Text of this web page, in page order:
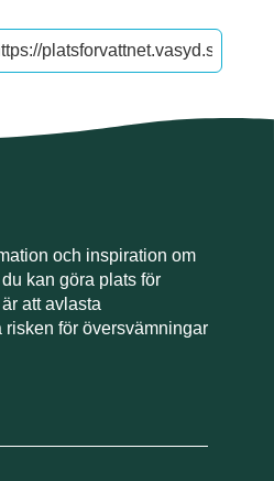
och inspiration om
kan göra plats för
att avlasta
risken för översvämningar